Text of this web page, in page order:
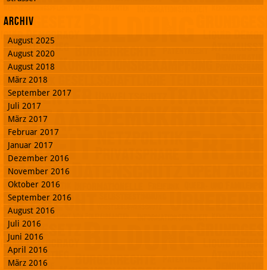
Archiv
August 2025
August 2020
August 2018
März 2018
September 2017
Juli 2017
März 2017
Februar 2017
Januar 2017
Dezember 2016
November 2016
Oktober 2016
September 2016
August 2016
Juli 2016
Juni 2016
April 2016
März 2016